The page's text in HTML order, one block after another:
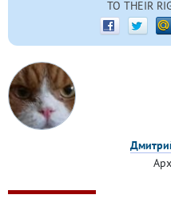
TO THEIR